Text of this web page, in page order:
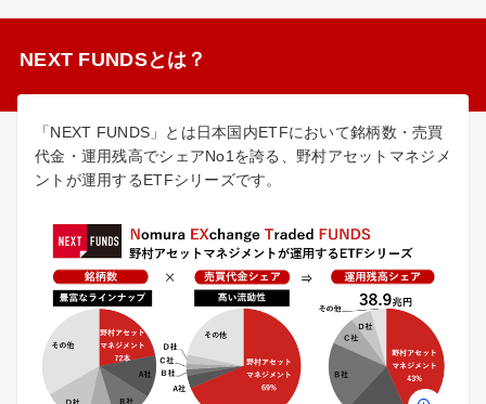
NEXT FUNDSとは？
「NEXT FUNDS」とは日本国内ETFにおいて銘柄数・売買
代金・運用残高でシェアNo1を誇る、野村アセットマネジメ
ントが運用するETFシリーズです。